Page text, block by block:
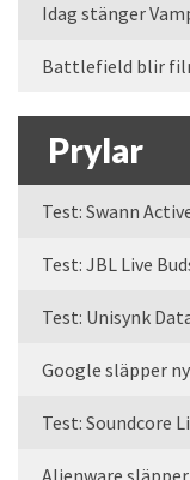
Idag stänger
Battlefield blir
Prylar
Test: Swann
Test: JBL Live
Test: Unisynk
Google släpper
Test: Soundcore
Alienware